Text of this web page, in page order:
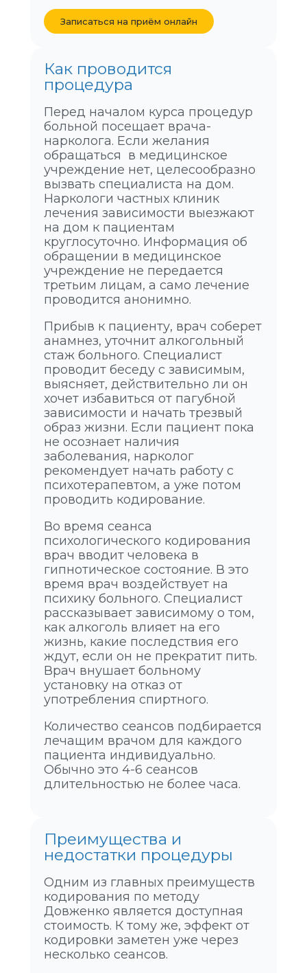
Записаться на приём онлайн
Как проводится
процедура
Перед началом курса процедур
больной посещает врача-
нарколога. Если желания
обращаться в медицинское
учреждение нет, целесообразно
вызвать специалиста на дом.
Наркологи частных клиник
лечения зависимости выезжают
на дом к пациентам
круглосуточно. Информация об
обращении в медицинское
учреждение не передается
третьим лицам, а само лечение
проводится анонимно.
Прибыв к пациенту, врач соберет
анамнез, уточнит алкогольный
стаж больного. Специалист
проводит беседу с зависимым,
выясняет, действительно ли он
хочет избавиться от пагубной
зависимости и начать трезвый
образ жизни. Если пациент пока
не осознает наличия
заболевания, нарколог
рекомендует начать работу с
психотерапевтом, а уже потом
проводить кодирование.
Во время сеанса
психологического кодирования
врач вводит человека в
гипнотическое состояние. В это
время врач воздействует на
психику больного. Специалист
рассказывает зависимому о том,
как алкоголь влияет на его
жизнь, какие последствия его
ждут, если он не прекратит пить.
Врач внушает больному
установку на отказ от
употребления спиртного.
Количество сеансов подбирается
лечащим врачом для каждого
пациента индивидуально.
Обычно это 4-6 сеансов
длительностью не более часа.
Преимущества и
недостатки процедуры
Одним из главных преимуществ
кодирования по методу
Довженко является доступная
стоимость. К тому же, эффект от
кодировки заметен уже через
несколько сеансов.